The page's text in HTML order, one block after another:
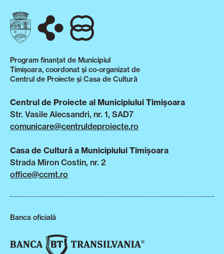
Program finanțat de Municipiul
Timișoara, coordonat și co-organizat de
Centrul de Proiecte și Casa de Cultură
Centrul de Proiecte al Municipiului Timișoara
Str. Vasile Alecsandri, nr. 1, SAD7
comunicare@centruldeproiecte.ro
Casa de Cultură a Municipiului Timișoara
Strada Miron Costin, nr. 2
office@ccmt.ro
Banca oficială